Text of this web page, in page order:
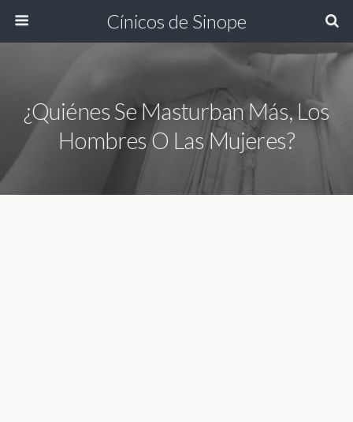
Cínicos de Sinope
¿Quiénes Se Masturban Más, Los
Hombres O Las Mujeres?